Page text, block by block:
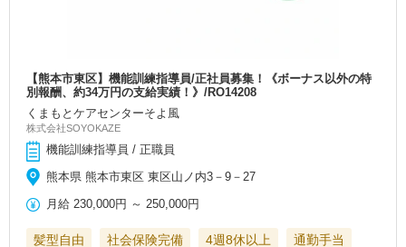
【熊本市東区】機能訓練指導員/正社員募集！《ボーナス以外の特
別報酬、約34万円の支給実績！》/RO14208
くまもとケアセンターそよ風
株式会社SOYOKAZE
機能訓練指導員 / 正職員
熊本県 熊本市東区 東区山ノ内3－9－27
月給 230,000円 ～250,000円
髪型自由 社会保険完備 4週8休以上
通勤手当